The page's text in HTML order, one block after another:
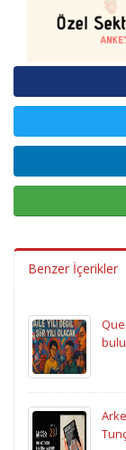
Benzer İçerikler